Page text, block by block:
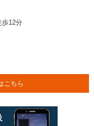
歩12分
こちら